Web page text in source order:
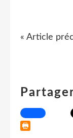
« Article